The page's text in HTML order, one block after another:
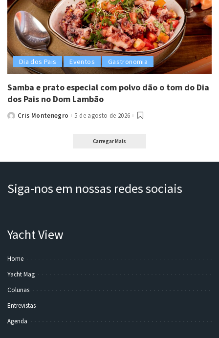
Dia dos Pais Eventos Gastronomia
Samba e prato especial com polvo dão o tom do Dia
dos Pais no Dom Lambão
PostedCris Montenegro 5 de agosto de 2026
Carregar Mais
Siga-nos em nossas redes sociais
Yacht View
Home
Yacht Mag
Colunas
Entrevistas
Agenda